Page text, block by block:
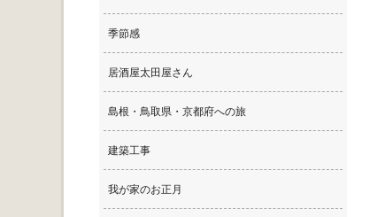
季節感
居酒屋太田屋さん
島根・鳥取県・京都府への旅
建築工事
我が家のお正月